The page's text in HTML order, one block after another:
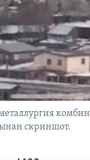
скриншот.